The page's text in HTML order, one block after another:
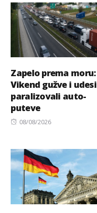
Zapelo prema moru:
Vikend gužve i udesi
paralizovali auto-
puteve
Posted
08/08/2026